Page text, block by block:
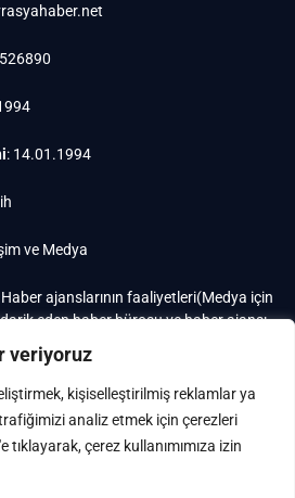
veriyoruz
kişiselleştirilmiş reklamlar ya
analiz etmek için çerezleri
tıklayarak, çerez kullanımımıza izin
: 14.01.1994
ve Medya
ajanslarının faaliyetleri(Medya için
eden haber bürosu ve haber ajansı
ilgili olarak fotoğrafçılık, filimcilik,
işleri ile Ana sözleşmede yazılı